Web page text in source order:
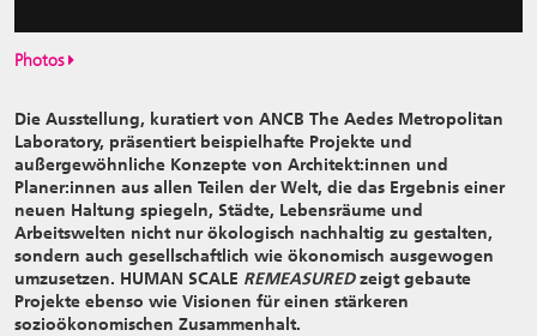
Photos
Die Ausstellung, kuratiert von ANCB The Aedes Metropolitan
Laboratory, präsentiert beispielhafte Projekte und
außergewöhnliche Konzepte von Architekt:innen und
Planer:innen aus allen Teilen der Welt, die das Ergebnis einer
neuen Haltung spiegeln, Städte, Lebensräume und
Arbeitswelten nicht nur ökologisch nachhaltig zu gestalten,
sondern auch gesellschaftlich wie ökonomisch ausgewogen
umzusetzen. HUMAN SCALE REMEASUREDzeigt gebaute
Projekte ebenso wie Visionen für einen stärkeren
sozioökonomischen Zusammenhalt.